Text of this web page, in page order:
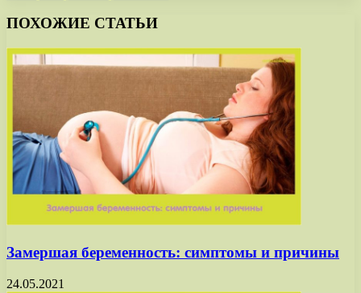
ПОХОЖИЕ СТАТЬИ
Замершая беременность: симптомы и причины
24.05.2021